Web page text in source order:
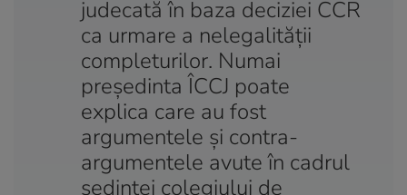
judecată în baza deciziei CCR
ca urmare a nelegalităţii
completurilor. Numai
preşedinta ÎCCJ poate
explica care au fost
argumentele şi contra-
argumentele avute în cadrul
şedinţei colegiului de